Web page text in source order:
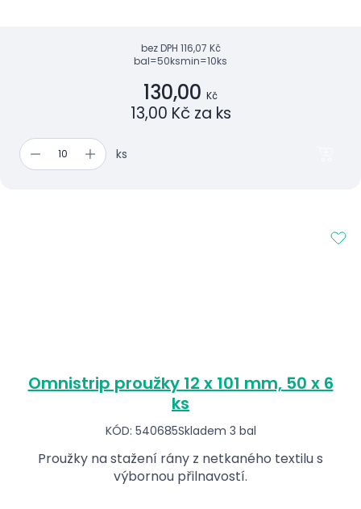
bez DPH 116,07 Kč
bal=50ksmin=10ks
130,00 Kč
13,00 Kč za ks
ks
Omnistrip proužky 12 x 101 mm, 50 x 6
ks
KÓD: 540685Skladem 3 bal
Proužky na stažení rány z netkaného textilu s
výbornou přilnavostí.